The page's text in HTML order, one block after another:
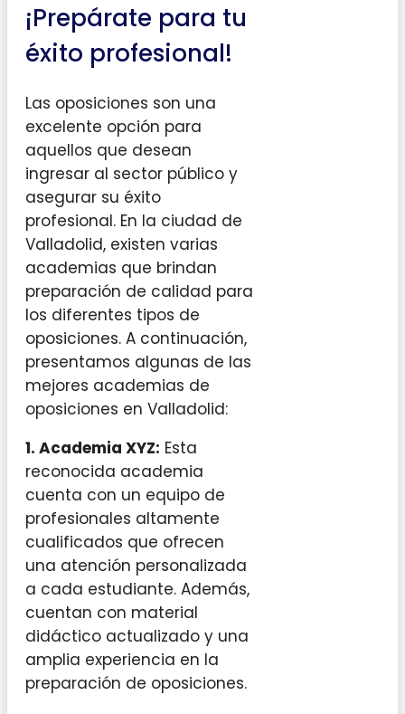
¡Prepárate para tu
éxito profesional!
Las oposiciones son una
excelente opción para
aquellos que desean
ingresar al sector público y
asegurar su éxito
profesional. En la ciudad de
Valladolid, existen varias
academias que brindan
preparación de calidad para
los diferentes tipos de
oposiciones. A continuación,
presentamos algunas de las
mejores academias de
oposiciones en Valladolid:
1. Academia XYZ: Esta
reconocida academia
cuenta con un equipo de
profesionales altamente
cualificados que ofrecen
una atención personalizada
a cada estudiante. Además,
cuentan con material
didáctico actualizado y una
amplia experiencia en la
preparación de oposiciones.